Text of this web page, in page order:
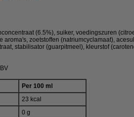
(6.5%), suiker, voedingszuren
zoetstoffen (natriumcyclamaat),
stabilisator (guarpitmeel), kleurstof
Per 100 ml
23 kcal
0 g